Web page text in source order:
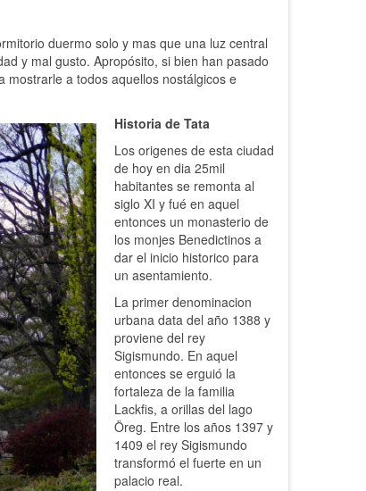
duermo solo y mas que una luz central
y mal gusto. Apropósito, si bien han pasado
mostrarle a todos aquellos nostálgicos e
Historia de Tata
Los origenes de esta ciudad
de hoy en dia 25mil
habitantes se remonta al
siglo XI y fué en aquel
entonces un monasterio de
los monjes Benedictinos a
dar el inicio historico para
un asentamiento.
La primer denominacion
urbana data del año 1388 y
proviene del rey
Sigismundo. En aquel
entonces se erguió la
fortaleza de la familia
Lackfis, a orillas del lago
Öreg. Entre los años 1397 y
1409 el rey Sigismundo
transformó el fuerte en un
palacio real.